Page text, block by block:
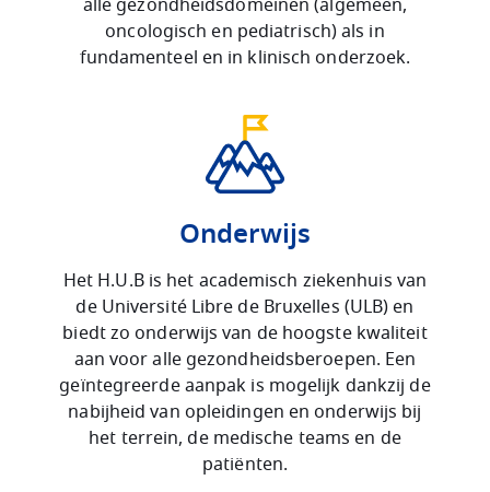
alle gezondheidsdomeinen (algemeen,
oncologisch en pediatrisch) als in
fundamenteel en in klinisch onderzoek.
Onderwijs
Het H.U.B is het academisch ziekenhuis van
de Université Libre de Bruxelles (ULB) en
biedt zo onderwijs van de hoogste kwaliteit
aan voor alle gezondheidsberoepen. Een
geïntegreerde aanpak is mogelijk dankzij de
nabijheid van opleidingen en onderwijs bij
het terrein, de medische teams en de
patiënten.